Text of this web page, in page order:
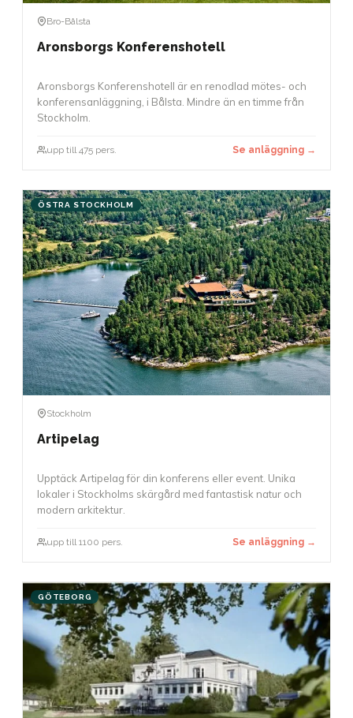
Bro-Bålsta
Aronsborgs Konferenshotell
Aronsborgs Konferenshotell är en renodlad mötes- och
konferensanläggning, i Bålsta. Mindre än en timme från
Stockholm.
upp till 475 pers. Se anläggning →
ÖSTRA STOCKHOLM
Stockholm
Artipelag
Upptäck Artipelag för din konferens eller event. Unika
lokaler i Stockholms skärgård med fantastisk natur och
modern arkitektur.
upp till 1100 pers. Se anläggning →
GÖTEBORG